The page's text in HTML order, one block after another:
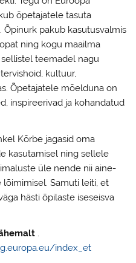
õpetajatele tasuta
pakub kasutusvalmis
ning kogu maailma
teemadel nagu
kultuur,
Õpetajatele mõelduna on
inspireerivad ja kohandatud
Kõrbe jagasid oma
kasutamisel ning sellele
üle nende nii aine-
lõimimisel. Samuti leiti, et
hästi õpilaste iseseisva
.
index_et